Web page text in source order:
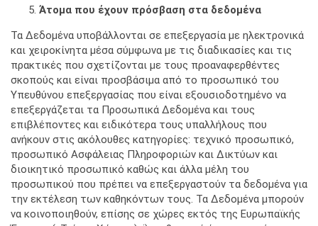
Άτομα που έχουν πρόσβαση στα δεδομένα
Τα Δεδομένα υποβάλλονται σε επεξεργασία με ηλεκτρονικά
και χειροκίνητα μέσα σύμφωνα με τις διαδικασίες και τις
πρακτικές που σχετίζονται με τους προαναφερθέντες
σκοπούς και είναι προσβάσιμα από το προσωπικό του
Υπευθύνου επεξεργασίας που είναι εξουσιοδοτημένο να
επεξεργάζεται τα Προσωπικά Δεδομένα και τους
επιβλέποντες και ειδικότερα τους υπαλλήλους που
ανήκουν στις ακόλουθες κατηγορίες: τεχνικό προσωπικό,
προσωπικό Ασφάλειας Πληροφοριών και Δικτύων και
διοικητικό προσωπικό καθώς και άλλα μέλη του
προσωπικού που πρέπει να επεξεργαστούν τα δεδομένα για
την εκτέλεση των καθηκόντων τους. Τα Δεδομένα μπορούν
να κοινοποιηθούν, επίσης σε χώρες εκτός της Ευρωπαϊκής